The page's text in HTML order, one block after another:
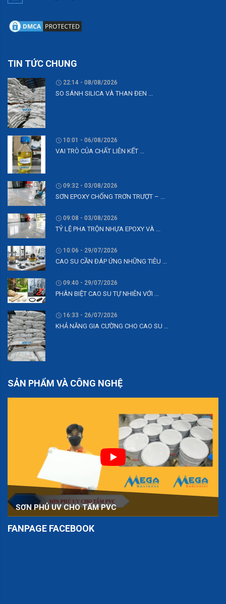
TIN TỨC CHUNG
22:14 - 08/08/2026
SO SÁNH SILICA VÀ THAN ĐEN ...
10:01 - 06/08/2026
VAI TRÒ CỦA CHẤT LIÊN KẾT ...
09:32 - 03/08/2026
SƠN EPOXY CHỐNG TRƠN TRƯỢT – ...
09:08 - 03/08/2026
TỶ LỆ PHA TRỘN NHỰA EPOXY VÀ ...
10:06 - 29/07/2026
CAO SU CẦN ĐÁP ỨNG NHỮNG TIÊU ...
09:40 - 29/07/2026
PHÂN BIỆT CAO SU TỰ NHIÊN VỚI ...
16:33 - 26/07/2026
KHẢ NĂNG GIA CƯỜNG CHO CAO SU ...
SẢN PHẨM VÀ CÔNG NGHỆ
SƠN PHỦ UV CHO TẤM PVC
FANPAGE FACEBOOK